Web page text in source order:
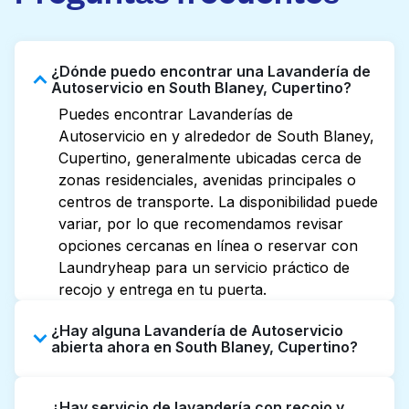
¿Dónde puedo encontrar una Lavandería de
Autoservicio en South Blaney, Cupertino?
Puedes encontrar Lavanderías de
Autoservicio en y alrededor de South Blaney,
Cupertino, generalmente ubicadas cerca de
zonas residenciales, avenidas principales o
centros de transporte. La disponibilidad puede
variar, por lo que recomendamos revisar
opciones cercanas en línea o reservar con
Laundryheap para un servicio práctico de
recojo y entrega en tu puerta.
¿Hay alguna Lavandería de Autoservicio
abierta ahora en South Blaney, Cupertino?